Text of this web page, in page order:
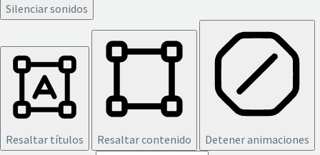
Silenciar sonidos
Resaltar títulos Resaltar contenido
Detener animaciones